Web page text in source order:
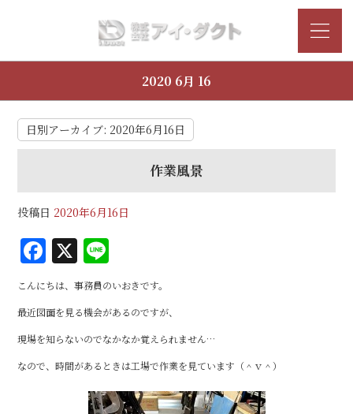
2020 6月 16
日別アーカイブ: 2020年6月16日
作業風景
投稿日 2020年6月16日
F
a
c
e
b
o
X
n
e
こんにちは、事務員のいおきです。
最近図面を見る機会があるのですが、
現場を知らないのでなかなか覚えられません…
なので、時間があるときは工場で作業を見ています（＾ｖ＾）